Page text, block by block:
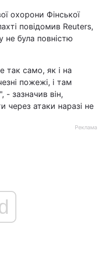
охорони Фінської
повідомив Reuters,
була повністю
так само, як і на
пожежі, і там
- зазначив він,
атаки наразі не
Реклама